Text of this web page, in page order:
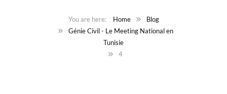
Home
Blog
Génie Civil - Le Meeting National en
Tunisie
4